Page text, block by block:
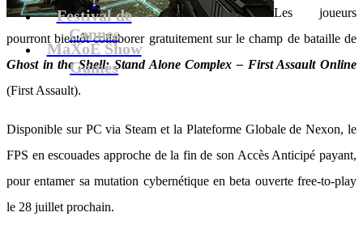
Festival de
Cannes
MaXoE Show
Games
Les joueurs
pourront bientôt collaborer gratuitement sur le champ de bataille de
Ghost in the Shell: Stand Alone Complex – First Assault Online
(First Assault).
Disponible sur PC via Steam et la Plateforme Globale de Nexon, le
FPS en escouades approche de la fin de son Accès Anticipé payant,
pour entamer sa mutation cybernétique en beta ouverte free-to-play
le 28 juillet prochain.